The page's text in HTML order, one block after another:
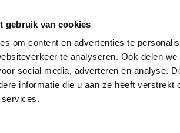
gebruik van cookies
om content en advertenties te
te analyseren. Ook delen
social media, adverteren en analyse.
informatie die u aan ze heeft
huisdier Hoe werkt het?